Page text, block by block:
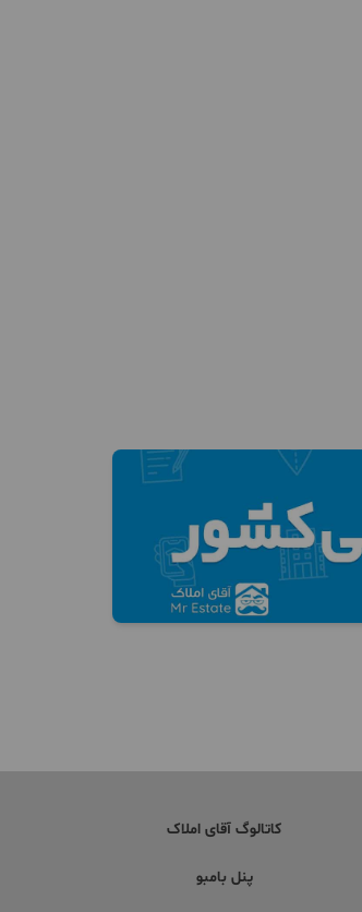
کاتالوگ آقای املاک
پنل بامبو